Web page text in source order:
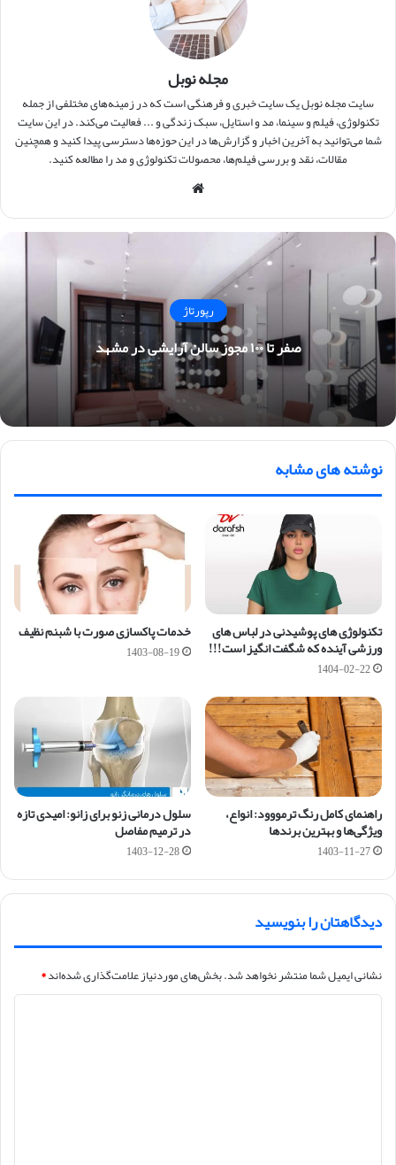
مجله نوبل
سایت مجله نوبل یک سایت خبری و فرهنگی است که در زمینه‌های مختلفی از جمله
تکنولوژی، فیلم و سینما، مد و استایل، سبک زندگی و ... فعالیت می‌کند. در این سایت
شما می‌توانید به آخرین اخبار و گزارش‌ها در این حوزه‌ها دسترسی پیدا کنید و همچنین
مقالات، نقد و بررسی فیلم‌ها، محصولات تکنولوژی و مد را مطالعه کنید.
رپورتاژ
صفر تا ۱۰۰ مجوز سالن آرایشی در مشهد
نوشته های مشابه
تکنولوژی های پوشیدنی در لباس های
ورزشی آینده که شگفت انگیز است!!!
1404-02-22
خدمات پاکسازی صورت با شبنم نظیف
1403-08-19
راهنمای کامل رنگ ترمووود: انواع،
ویژگی‌ها و بهترین برندها
1403-11-27
سلول درمانی زنو برای زانو: امیدی تازه
در ترمیم مفاصل
1403-12-28
دیدگاهتان را بنویسید
نشانی ایمیل شما منتشر نخواهد شد.بخش‌های موردنیاز علامت‌گذاری شده‌اند*